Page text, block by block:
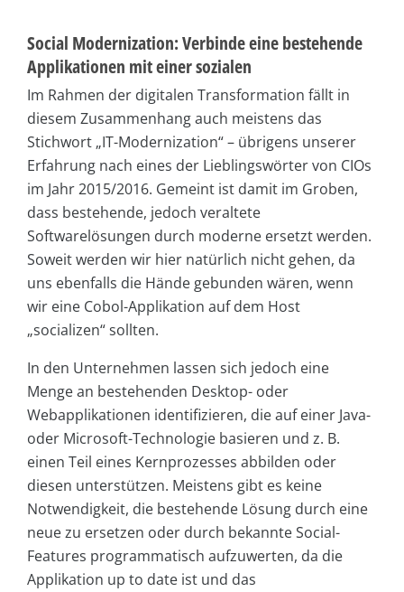
Social Modernization: Verbinde eine bestehende
Applikationen mit einer sozialen
Im Rahmen der digitalen Transformation fällt in
diesem Zusammenhang auch meistens das
Stichwort „IT-Modernization“ – übrigens unserer
Erfahrung nach eines der Lieblingswörter von CIOs
im Jahr 2015/2016. Gemeint ist damit im Groben,
dass bestehende, jedoch veraltete
Softwarelösungen durch moderne ersetzt werden.
Soweit werden wir hier natürlich nicht gehen, da
uns ebenfalls die Hände gebunden wären, wenn
wir eine Cobol-Applikation auf dem Host
„socializen“ sollten.
In den Unternehmen lassen sich jedoch eine
Menge an bestehenden Desktop- oder
Webapplikationen identifizieren, die auf einer Java-
oder Microsoft-Technologie basieren und z. B.
einen Teil eines Kernprozesses abbilden oder
diesen unterstützen. Meistens gibt es keine
Notwendigkeit, die bestehende Lösung durch eine
neue zu ersetzen oder durch bekannte Social-
Features programmatisch aufzuwerten, da die
Applikation up to date ist und das